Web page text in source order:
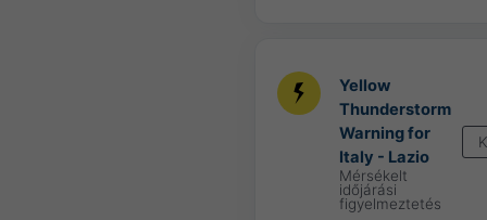
Yellow
Thunderstorm
Warning for
Italy - Lazio
Mérsékelt
időjárási
figyelmeztetés